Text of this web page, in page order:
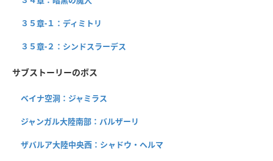
３５章-１：ディミトリ
３５章-２：シンドスラーデス
サブストーリーのボス
ベイナ空洞：ジャミラス
ジャンガル大陸南部：バルザーリ
ザバルア大陸中央西：シャドウ・ヘルマ